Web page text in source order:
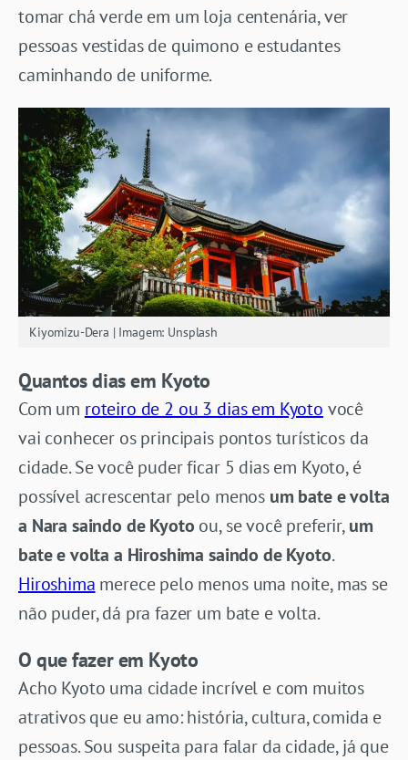
tomar chá verde em um loja centenária, ver
pessoas vestidas de quimono e estudantes
caminhando de uniforme.
Kiyomizu-Dera | Imagem: Unsplash
Quantos dias em Kyoto
Com um roteiro de 2 ou 3 dias em Kyoto você
vai conhecer os principais pontos turísticos da
cidade. Se você puder ficar 5 dias em Kyoto, é
possível acrescentar pelo menos um bate e volta
a Nara saindo de Kyoto ou, se você preferir,um
bate e volta a Hiroshima saindo de Kyoto.
Hiroshima merece pelo menos uma noite, mas se
não puder, dá pra fazer um bate e volta.
O que fazer em Kyoto
Acho Kyoto uma cidade incrível e com muitos
atrativos que eu amo: história, cultura, comida e
pessoas. Sou suspeita para falar da cidade, já que